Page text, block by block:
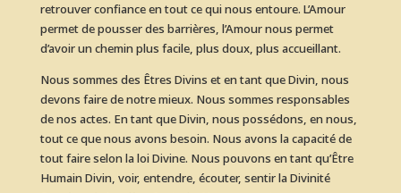
retrouver confiance en tout ce qui nous entoure. L’Amour
permet de pousser des barrières, l’Amour nous permet
d’avoir un chemin plus facile, plus doux, plus accueillant.
Nous sommes des Êtres Divins et en tant que Divin, nous
devons faire de notre mieux. Nous sommes responsables
de nos actes. En tant que Divin, nous possédons, en nous,
tout ce que nous avons besoin. Nous avons la capacité de
tout faire selon la loi Divine. Nous pouvons en tant qu’Être
Humain Divin, voir, entendre, écouter, sentir la Divinité